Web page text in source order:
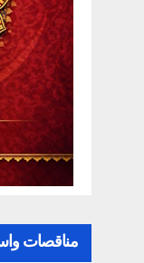
مناقصات